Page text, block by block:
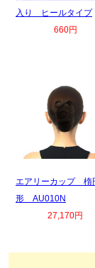
入り ヒールタイプ
660円
エアリーカップ 楕
形 AU010N
27,170円